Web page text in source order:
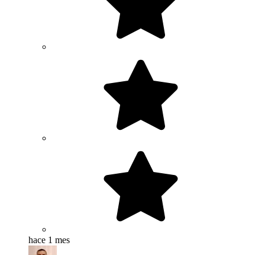
hace 1 mes